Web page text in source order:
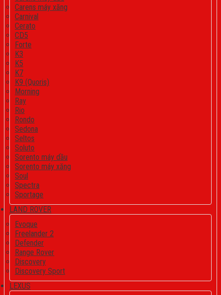
Carens máy xăng
Carnival
Cerato
CD5
Forte
K3
K5
K7
K9 (Quoris)
Morning
Ray
Rio
Rondo
Sedona
Seltos
Soluto
Sorento máy dầu
Sorento máy xăng
Soul
Spectra
Sportage
LAND ROVER
Evoque
Freelander 2
Defender
Range Rover
Discovery
Discovery Sport
LEXUS